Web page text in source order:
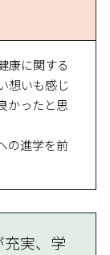
康に関する
想いも感じ
かったと思
の進学を前
実、学